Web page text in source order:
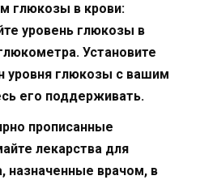
глюкозы в крови:
уровень глюкозы в
Установите
уровня глюкозы с вашим
его поддерживать.
прописанные
лекарства для
назначенные врачом, в